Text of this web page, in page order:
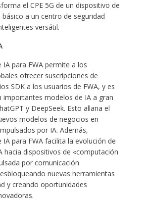
el CPE 5G de un dispositivo de
a un centro de seguridad
versátil.
IA para FWA permite a los
ofrecer suscripciones de
SDK a los usuarios de FWA, y es
importantes modelos de IA a gran
y DeepSeek. Esto allana el
modelos de negocios en
​​por IA. Además,
IA para FWA facilita la evolución de
hacia dispositivos de «computación
por comunicación
nuevas herramientas
y creando oportunidades